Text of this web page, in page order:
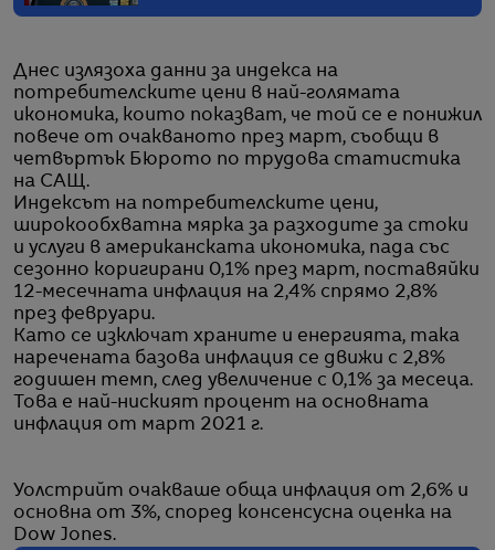
Днес излязоха данни за индекса на
потребителските цени в най-голямата
икономика, които показват, че той се е понижил
повече от очакваното през март, съобщи в
четвъртък Бюрото по трудова статистика
на САЩ.
Индексът на потребителските цени,
широкообхватна мярка за разходите за стоки
и услуги в американската икономика, пада със
сезонно коригирани 0,1% през март, поставяйки
12-месечната инфлация на 2,4% спрямо 2,8%
през февруари.
Като се изключат храните и енергията, така
наречената базова инфлация се движи с 2,8%
годишен темп, след увеличение с 0,1% за месеца.
Това е най-ниският процент на основната
инфлация от март 2021 г.
Уолстрийт очакваше обща инфлация от 2,6% и
основна от 3%, според консенсусна оценка на
Dow Jones.